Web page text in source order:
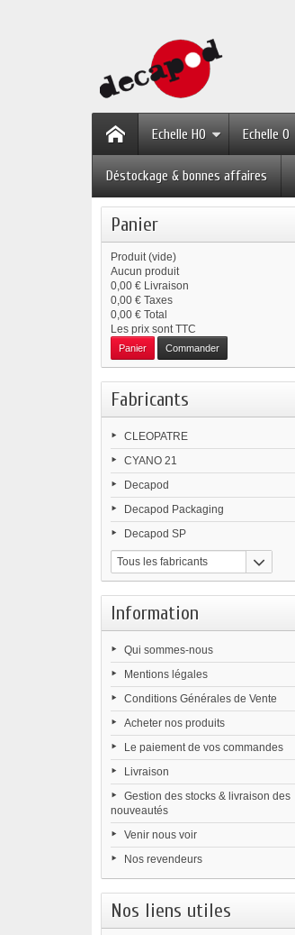
Echelle HO Echelle O
Déstockage & bonnes affaires
Panier
Produit (vide)
Aucun produit
0,00 € Livraison
0,00 € Taxes
0,00 € Total
Les prix sont TTC
Panier Commander
Fabricants
CLEOPATRE
CYANO 21
Decapod
Decapod Packaging
Decapod SP
Tous les fabricants
Information
Qui sommes-nous
Mentions légales
Conditions Générales de Vente
Acheter nos produits
Le paiement de vos commandes
Livraison
Gestion des stocks & livraison des
nouveautés
Venir nous voir
Nos revendeurs
Nos liens utiles